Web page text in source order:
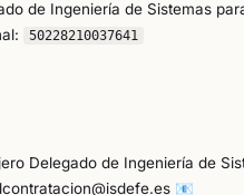
de Ingeniería de Sistemas
50228210037641
Delegado de Ingeniería de
📧